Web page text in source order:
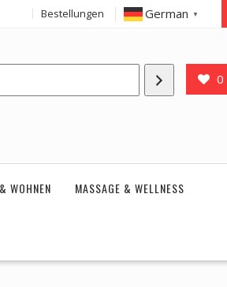
Bestellungen German ▼
0
WOHNEN MASSAGE & WELLNESS